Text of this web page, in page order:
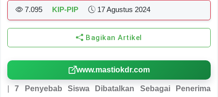
7.095 KIP-PIP 17 Agustus 2024
Bagikan Artikel
www.mastiokdr.com
|7 Penyebab Siswa Dibatalkan Sebagai Penerima